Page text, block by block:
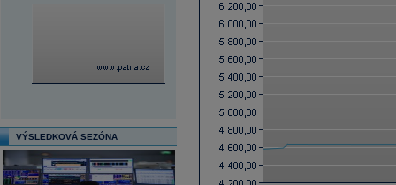
VÝSLEDKOVÁ SEZÓNA